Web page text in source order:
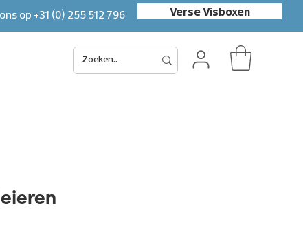
op +31 (0) 255 512 796 Verse Visboxen